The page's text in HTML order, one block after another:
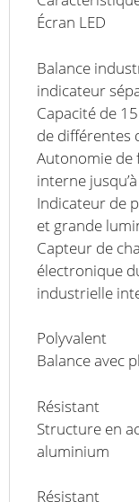
Écran LED
Balance
indicateur
Capacité de
de différentes
Autonomie de
interne
Indicateur de
et grande
Capteur de
électronique
industrielle
Polyvalent
Balance avec
Résistant
Structure en
aluminium
Résistant